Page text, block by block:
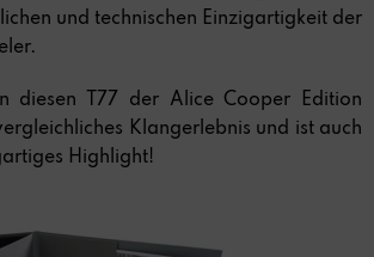
und technischen Einzigartigkeit der
diesen T77 der Alice Cooper Edition
Klangerlebnis und ist auch
Highlight!